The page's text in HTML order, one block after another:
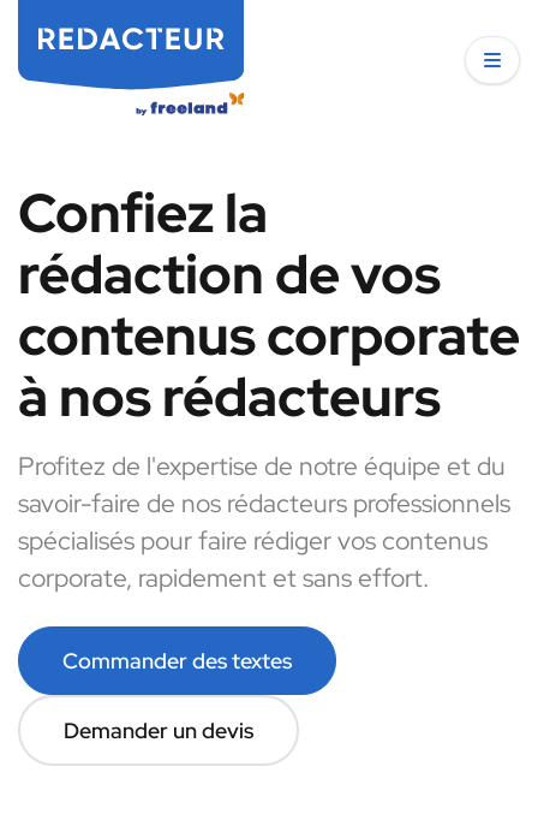
Confiez la
rédaction de vos
contenus corporate
à nos rédacteurs
Profitez de l'expertise de notre équipe et du
savoir-faire de nos rédacteurs professionnels
spécialisés pour faire rédiger vos contenus
corporate, rapidement et sans effort.
Commander des textes
Demander un devis